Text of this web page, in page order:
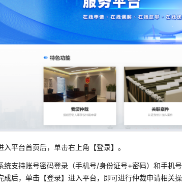
入平台首页后，单击右上角【登录】。
统支持账号密码登录（手机号/身份证号+密码）和手机
成后，单击【登录】进入平台，即可进行仲裁申请相关操